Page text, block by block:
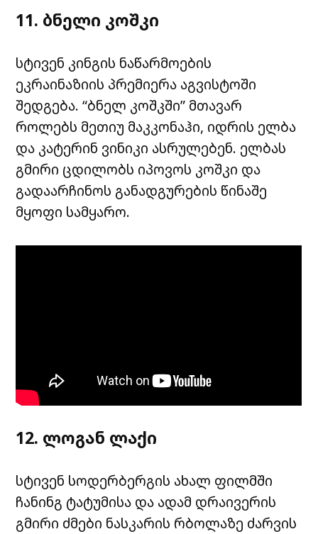
11. ბნელი კოშკი
სტივენ კინგის ნაწარმოების
ეკრაინაზიის პრემიერა აგვისტოში
შედგება. “ბნელ კოშკში” მთავარ
როლებს მეთიუ მაკკონაჰი, იდრის ელბა
და კატერინ ვინიკი ასრულებენ. ელბას
გმირი ცდილობს იპოვოს კოშკი და
გადაარჩინოს განადგურების წინაშე
მყოფი სამყარო.
12. ლოგან ლაქი
სტივენ სოდერბერგის ახალ ფილმში
ჩანინგ ტატუმისა და ადამ დრაივერის
გმირი ძმები ნასკარის რბოლაზე ძარვის